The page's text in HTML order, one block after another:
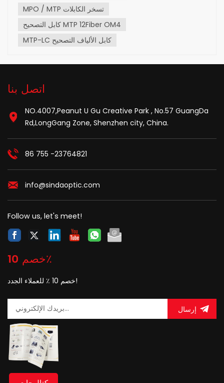
MPO / MTP تسخر الكابلات
كابل التصحيح MTP 12Fiber OM4
MTP-LC كابل الألياف التصحيح
اتصل بنا
NO.4007,Peanut U Gu Creative Park , No.57 GuangDa
Rd,LongGang Zone, Shenzhen city, China.
86 755 -23764821
info@sindaoptic.com
Follow us, let's meet!
خصم 10٪
خصم 10 ٪ للعملاء الجدد!
إرسال